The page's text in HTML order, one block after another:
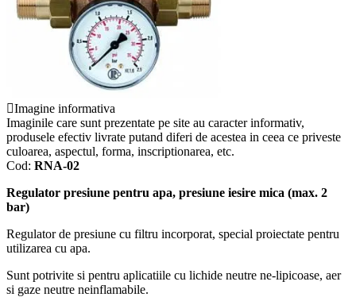
Imagine informativa
Imaginile care sunt prezentate pe site au caracter informativ,
produsele efectiv livrate putand diferi de acestea in ceea ce priveste
culoarea, aspectul, forma, inscriptionarea, etc.
Cod: RNA-02
Regulator presiune pentru apa, presiune iesire mica (max. 2
bar)
Regulator de presiune cu filtru incorporat, special proiectate pentru
utilizarea cu apa.
Sunt potrivite si pentru aplicatiile cu lichide neutre ne-lipicoase, aer
si gaze neutre neinflamabile.